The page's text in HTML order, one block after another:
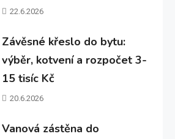
22.6.2026
Závěsné křeslo do bytu:
výběr, kotvení a rozpočet 3-
15 tisíc Kč
20.6.2026
Vanová zástěna do